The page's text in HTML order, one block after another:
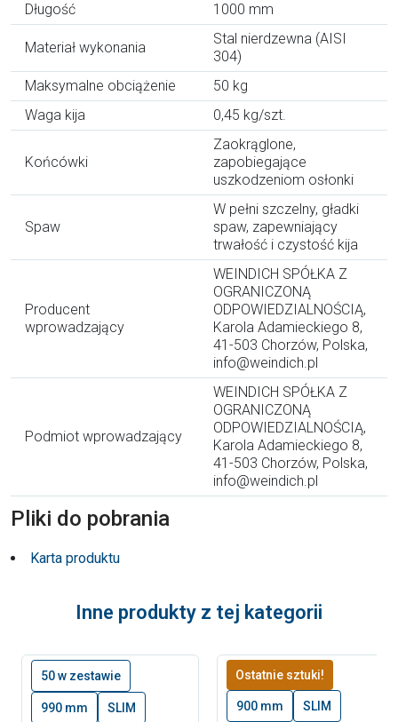
Długość
1000 mm
Materiał wykonania
Stal nierdzewna (AISI
304)
Maksymalne obciążenie
50 kg
Waga kija
0,45 kg/szt.
Końcówki
Zaokrąglone,
zapobiegające
uszkodzeniom osłonki
Spaw
W pełni szczelny, gładki
spaw, zapewniający
trwałość i czystość kija
Producent
wprowadzający
WEINDICH SPÓŁKA Z
OGRANICZONĄ
ODPOWIEDZIALNOŚCIĄ,
Karola Adamieckiego 8,
41-503 Chorzów, Polska,
info@weindich.pl
Podmiot wprowadzający
WEINDICH SPÓŁKA Z
OGRANICZONĄ
ODPOWIEDZIALNOŚCIĄ,
Karola Adamieckiego 8,
41-503 Chorzów, Polska,
info@weindich.pl
Pliki do pobrania
Karta produktu
Inne produkty z tej kategorii
50 w zestawie
990 mm SLIM
Ostatnie sztuki!
900 mm SLIM